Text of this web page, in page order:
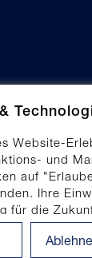
Website-
und
auf
Ihre
für die
angepasst